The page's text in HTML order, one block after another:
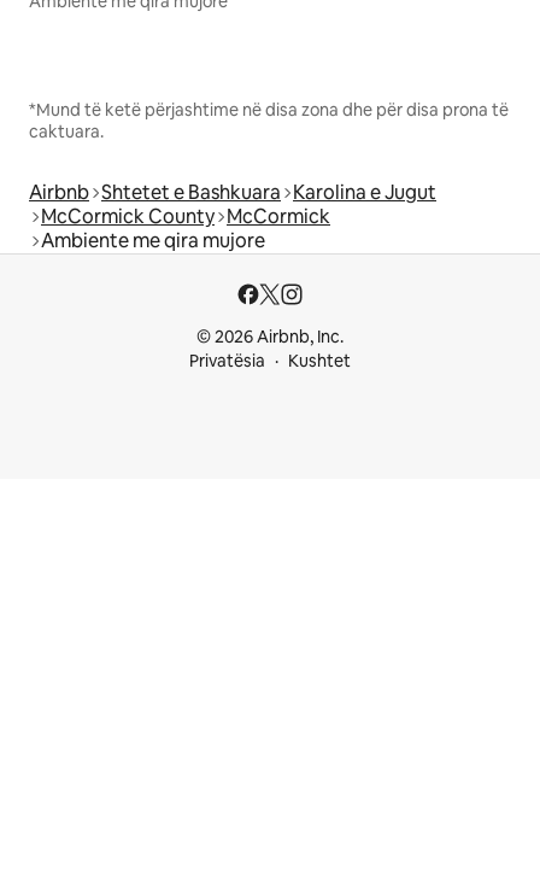
*Mund të ketë përjashtime në disa zona dhe për disa prona të
caktuara.
Airbnb Shtetet e Bashkuara Karolina e Jugut
McCormick County McCormick
Ambiente me qira mujore
© 2026 Airbnb, Inc.
Privatësia
Kushtet